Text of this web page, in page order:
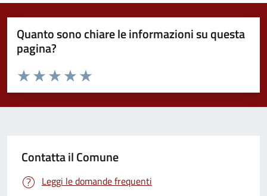
Quanto sono chiare le informazioni su questa
pagina?
Valuta da 1 a 5 stelle la pagina
Valuta 5 stelle su 5
Valuta 4 stelle su 5
Valuta 3 stelle su 5
Valuta 2 stelle su 5
Valuta 1 stelle su 5
Contatta il Comune
Leggi le domande frequenti